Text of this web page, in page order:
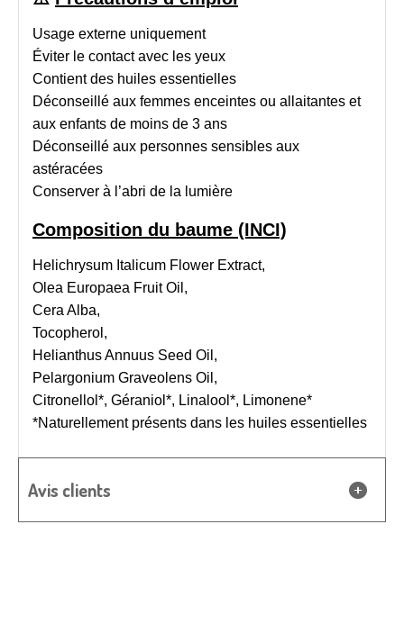
Usage externe uniquement
Éviter le contact avec les yeux
Contient des huiles essentielles
Déconseillé aux femmes enceintes ou allaitantes et
aux enfants de moins de 3 ans
Déconseillé aux personnes sensibles aux
astéracées
Conserver à l’abri de la lumière
Composition du baume (INCI)
Helichrysum Italicum Flower Extract,
Olea Europaea Fruit Oil,
Cera Alba,
Tocopherol,
Helianthus Annuus Seed Oil,
Pelargonium Graveolens Oil,
Citronellol*, Géraniol*, Linalool*, Limonene*
*Naturellement présents dans les huiles essentielles
Avis clients